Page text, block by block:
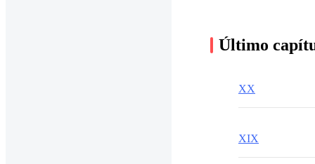
Último
XX
XIX